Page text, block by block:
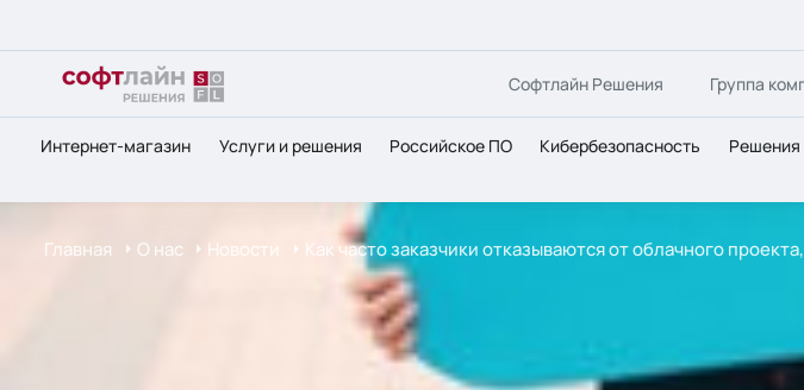
Софтлайн Решения Группа
Интернет-магазин Услуги и решения Российское ПО Кибербезопасность Решения
Главная О нас Новости Как часто заказчики отказываются от облачного